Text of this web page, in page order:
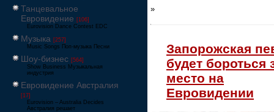
Танцевальное
Евровидение [106]
Eurovision Dance Contest EDC
Музыка [257]
Music Songs Поп-музыка Песни
Шоу-бизнес [564]
Show Business Музыкальная
индустрия
Евровидение Австралия
[17]
Eurovision – Australia Decides
Австралия решает
»
Запорожская
будет бороться
место на
Евровидении